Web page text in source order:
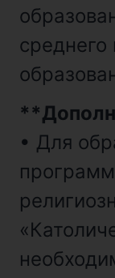
среднего
• Для